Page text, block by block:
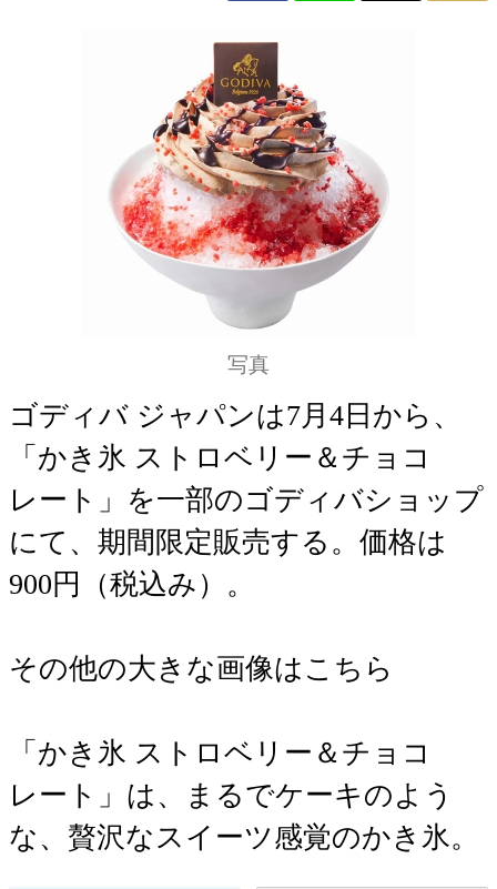
写真
ゴディバ ジャパンは7月4日から、
「かき氷 ストロベリー＆チョコ
レート」を一部のゴディバショップ
にて、期間限定販売する。価格は
900円（税込み）。
その他の大きな画像はこちら
「かき氷 ストロベリー＆チョコ
レート」は、まるでケーキのよう
な、贅沢なスイーツ感覚のかき氷。